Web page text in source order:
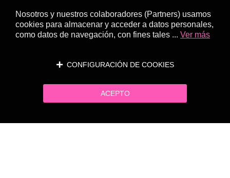
Nosotros y nuestros colaboradores (Partners) usamos
cookies para almacenar y acceder a datos personales,
como datos de navegación, con fines tales ... Ver más
CONFIGURACIÓN DE COOKIES
ACEPTO